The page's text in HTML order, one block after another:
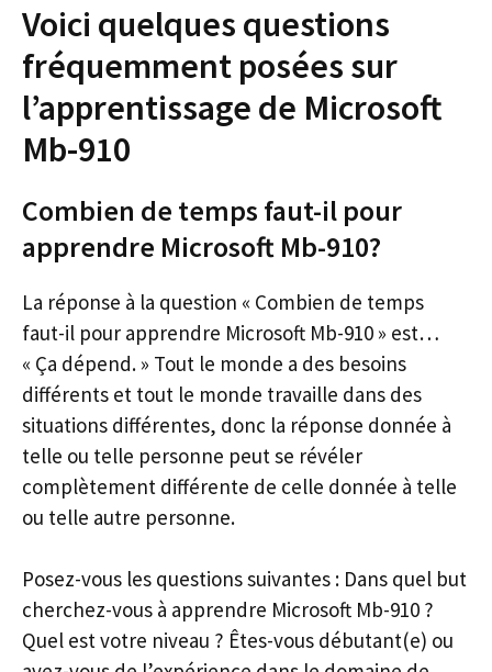
Voici quelques questions
fréquemment posées sur
l’apprentissage de Microsoft
Mb-910
Combien de temps faut-il pour
apprendre Microsoft Mb-910?
La réponse à la question « Combien de temps
faut-il pour apprendre Microsoft Mb-910 » est…
« Ça dépend. » Tout le monde a des besoins
différents et tout le monde travaille dans des
situations différentes, donc la réponse donnée à
telle ou telle personne peut se révéler
complètement différente de celle donnée à telle
ou telle autre personne.
Posez-vous les questions suivantes : Dans quel but
cherchez-vous à apprendre Microsoft Mb-910 ?
Quel est votre niveau ? Êtes-vous débutant(e) ou